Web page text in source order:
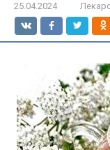
25.04.2024